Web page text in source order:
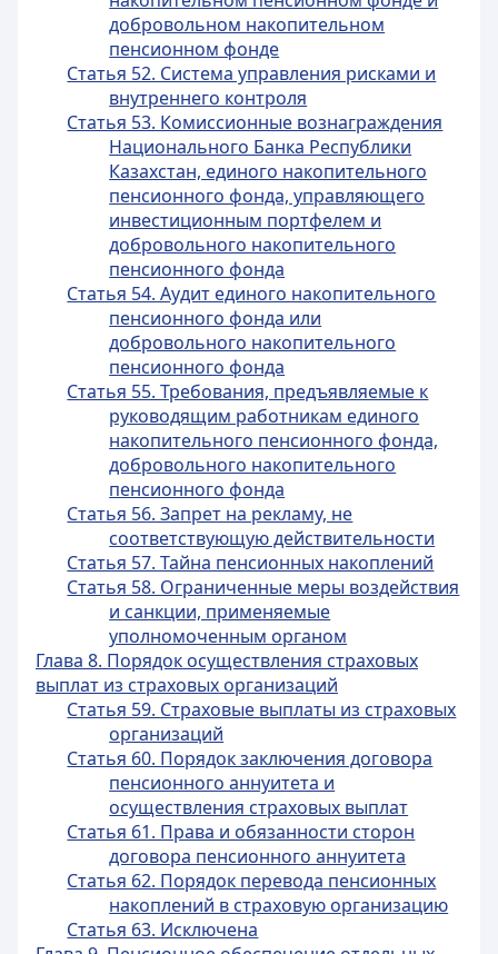
добровольном накопительном
пенсионном фонде
Статья 52. Система управления рисками и
внутреннего контроля
Статья 53. Комиссионные вознаграждения
Национального Банка Республики
Казахстан, единого накопительного
пенсионного фонда, управляющего
инвестиционным портфелем и
добровольного накопительного
пенсионного фонда
Статья 54. Аудит единого накопительного
пенсионного фонда или
добровольного накопительного
пенсионного фонда
Статья 55. Требования, предъявляемые к
руководящим работникам единого
накопительного пенсионного фонда,
добровольного накопительного
пенсионного фонда
Статья 56. Запрет на рекламу, не
соответствующую действительности
Статья 57. Тайна пенсионных накоплений
Статья 58. Ограниченные меры воздействия
и санкции, применяемые
уполномоченным органом
Глава 8. Порядок осуществления страховых
выплат из страховых организаций
Статья 59. Страховые выплаты из страховых
организаций
Статья 60. Порядок заключения договора
пенсионного аннуитета и
осуществления страховых выплат
Статья 61. Права и обязанности сторон
договора пенсионного аннуитета
Статья 62. Порядок перевода пенсионных
накоплений в страховую организацию
Статья 63. Исключена